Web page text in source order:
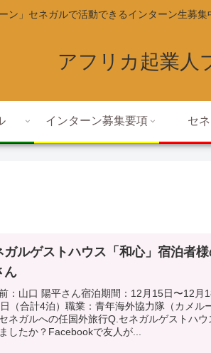
ン」セネガルで活動できるインターン生募
アフリカ起業人
インターン募集要項 セ
ガルゲストハウス「和心」宿泊者
ん
：山口 陽平さん宿泊期間：12月15日〜12月
（合計4泊）職業：青年海外協力隊（カメル
ネガルへの任国外旅行Q.セネガルゲストハ
したか？Facebookで友人が...